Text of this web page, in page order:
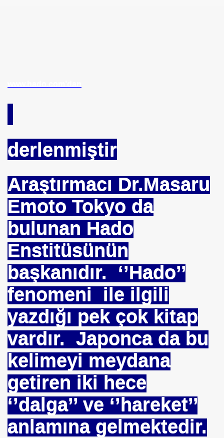
derlenmiştir
Araştırmacı Dr.Masaru
Emoto Tokyo da
bulunan Hado
Enstitüsünün
başkanıdır. ‘’Hado’’
fenomeni ile ilgili
yazdığı pek çok kitap
vardır. Japonca da bu
kelimeyi meydana
getiren iki hece
‘’dalga’’ ve ‘’hareket’’
anlamına gelmektedir.
DR .
ILERI GÖRÜŞLÜ GÜNEŞ ENERJI GÖNÜLLÜSÜ
YOKTUR
YÜKSEK MIMAR
MESALARININ SIRRI ?